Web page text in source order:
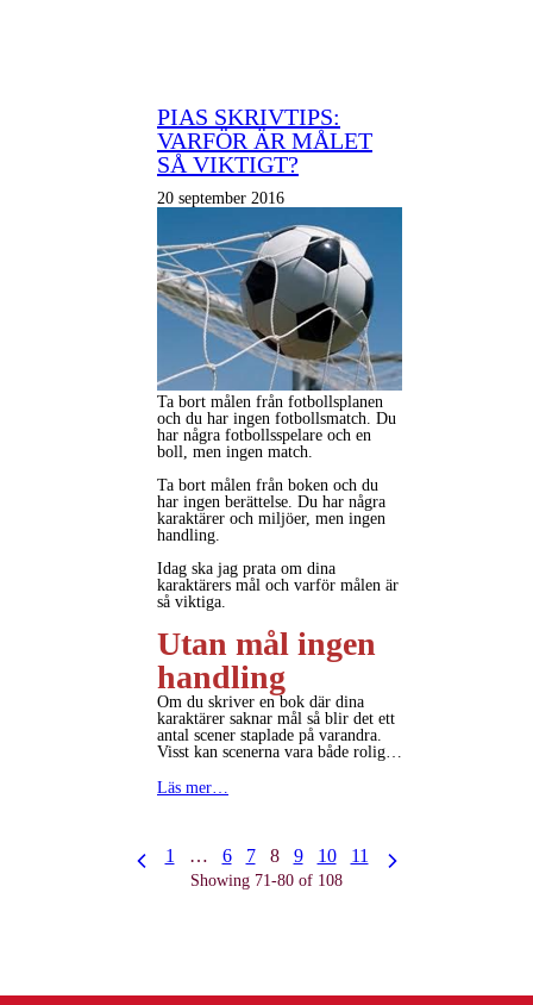
PIAS SKRIVTIPS:
VARFÖR ÄR MÅLET
SÅ VIKTIGT?
20 september 2016
Ta bort målen från fotbollsplanen
och du har ingen fotbollsmatch. Du
har några fotbollsspelare och en
boll, men ingen match.
Ta bort målen från boken och du
har ingen berättelse. Du har några
karaktärer och miljöer, men ingen
handling.
Idag ska jag prata om dina
karaktärers mål och varför målen är
så viktiga.
Utan mål ingen
handling
Om du skriver en bok där dina
karaktärer saknar mål så blir det ett
antal scener staplade på varandra.
Visst kan scenerna vara både rolig…
Läs mer…
1 … 6 7 8 9 10 11
Showing 71-80 of 108